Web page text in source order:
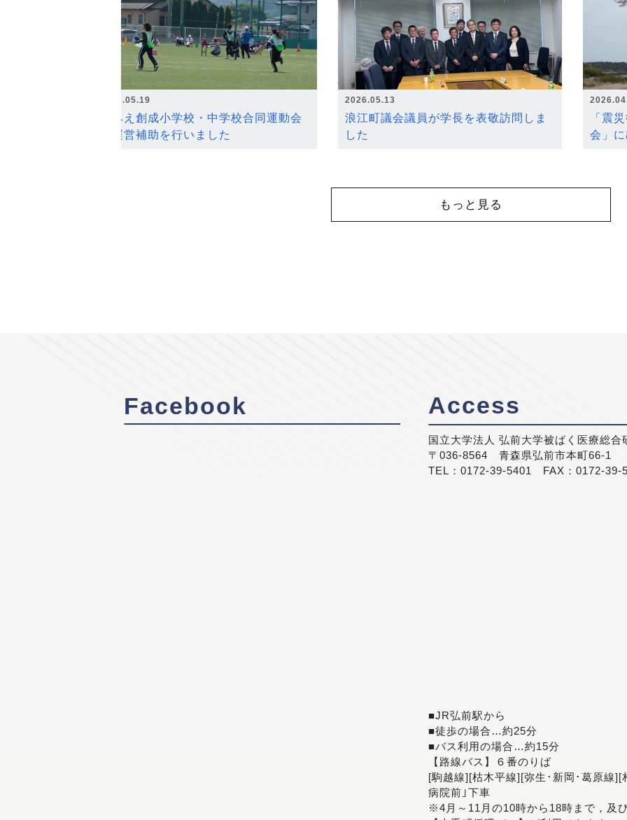
2026.05.19
なみえ創成小学校・中学校合同運動会
の運営補助を行いました
2026.05.13
浪江町議会議員が学長を表敬訪問しま
した
「震
会」
もっと見る
Facebook Access
国立大学法人 弘前大学被ばく医療総合
〒036-8564 青森県弘前市本町66-1
TEL：0172-39-5401 FAX：0172-39-
■JR弘前駅から
■徒歩の場合…約25分
■バス利用の場合…約15分
【路線バス】６番のりば
[駒越線][枯木平線][弥生･新岡･葛原線
病院前｣下車
※4月～11月の10時から18時まで，及